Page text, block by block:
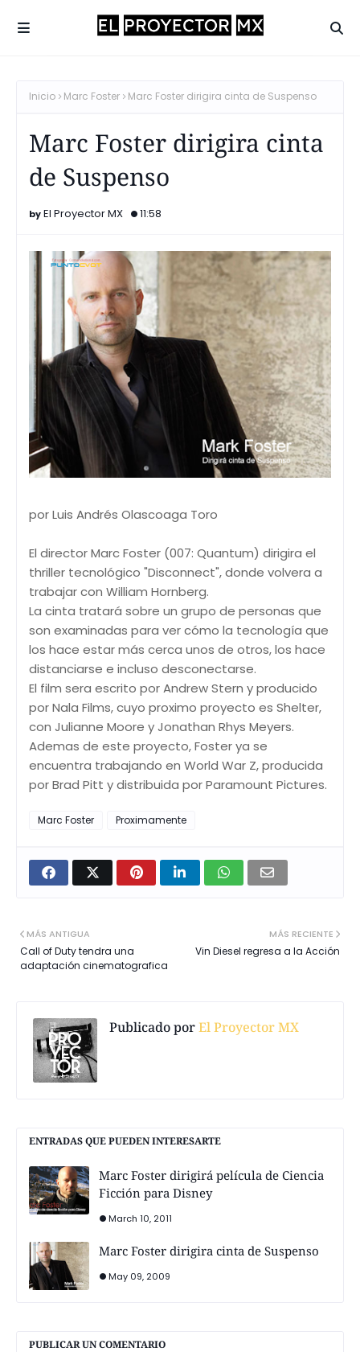
Inicio Marc Foster Marc Foster dirigira cinta de Suspenso
Marc Foster dirigira cinta
de Suspenso
El Proyector MX 11:58
por Luis Andrés Olascoaga Toro
El director Marc Foster (007: Quantum) dirigira el
thriller tecnológico "Disconnect", donde volvera a
trabajar con William Hornberg.
La cinta tratará sobre un grupo de personas que
son examinadas para ver cómo la tecnología que
los hace estar más cerca unos de otros, los hace
distanciarse e incluso desconectarse.
El film sera escrito por Andrew Stern y producido
por Nala Films, cuyo proximo proyecto es Shelter,
con Julianne Moore y Jonathan Rhys Meyers.
Ademas de este proyecto, Foster ya se
encuentra trabajando en World War Z, producida
por Brad Pitt y distribuida por Paramount Pictures.
Marc Foster Proximamente
MÁS RECIENTE
Vin Diesel regresa a la Acción
MÁS ANTIGUA
Call of Duty tendra una
adaptación cinematografica
Publicado porEl Proyector MX
ENTRADAS QUE PUEDEN INTERESARTE
Marc Foster dirigirá película de Ciencia
Ficción para Disney
March 10, 2011
Marc Foster dirigira cinta de Suspenso
May 09, 2009
PUBLICAR UN COMENTARIO